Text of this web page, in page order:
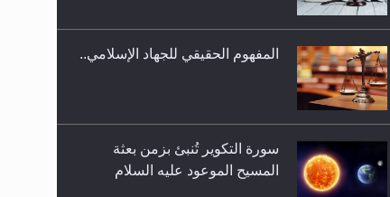
المفهوم الحقيقي للجهاد الإسلامي..
سورة التكوير تُنبئ بزمن بعثة
المسيح الموعود عليه السلام